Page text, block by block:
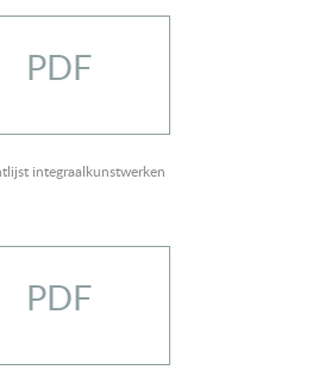
PDF
integraalkunstwerken
PDF